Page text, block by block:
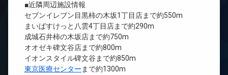
■近隣周辺施設情報
セブンイレブン目黒柿の木坂1丁目店まで約550m
まいばすけっと八雲4丁目店まで約290m
成城石井柿の木坂店まで約750m
オオゼキ碑文谷店まで約800m
イオンスタイル碑文谷まで約850m
東京医療センター まで約1300m